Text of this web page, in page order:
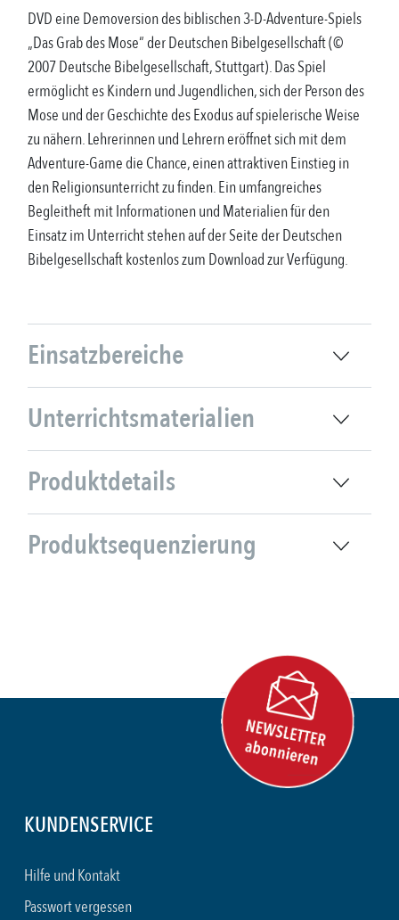
DVD eine Demoversion des biblischen 3-D-Adventure-Spiels
„Das Grab des Mose“ der Deutschen Bibelgesellschaft (©
2007 Deutsche Bibelgesellschaft, Stuttgart). Das Spiel
ermöglicht es Kindern und Jugendlichen, sich der Person des
Mose und der Geschichte des Exodus auf spielerische Weise
zu nähern. Lehrerinnen und Lehrern eröffnet sich mit dem
Adventure-Game die Chance, einen attraktiven Einstieg in
den Religionsunterricht zu finden. Ein umfangreiches
Begleitheft mit Informationen und Materialien für den
Einsatz im Unterricht stehen auf der Seite der Deutschen
Bibelgesellschaft kostenlos zum Download zur Verfügung.
Einsatzbereiche
Unterrichtsmaterialien
Produktdetails
Produktsequenzierung
KUNDENSERVICE
Hilfe und Kontakt
Passwort vergessen